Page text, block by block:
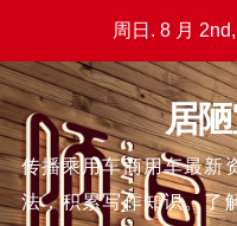
内
容
周日. 8 月
居
传播乘用车商用车最新
法，积累写作知识。了